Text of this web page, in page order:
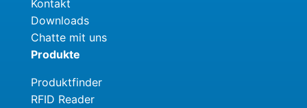
Kontakt
Downloads
Chatte mit uns
Produkte
Produktfinder
RFID Reader